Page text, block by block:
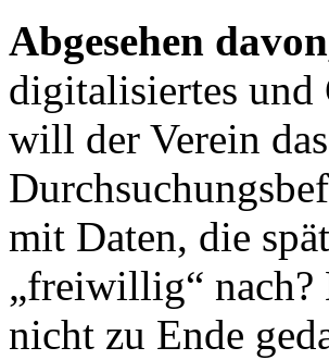
Abgesehen
digitalisiertes
will der Verein
mit Daten, die
„freiwillig“ nach?
nicht zu Ende